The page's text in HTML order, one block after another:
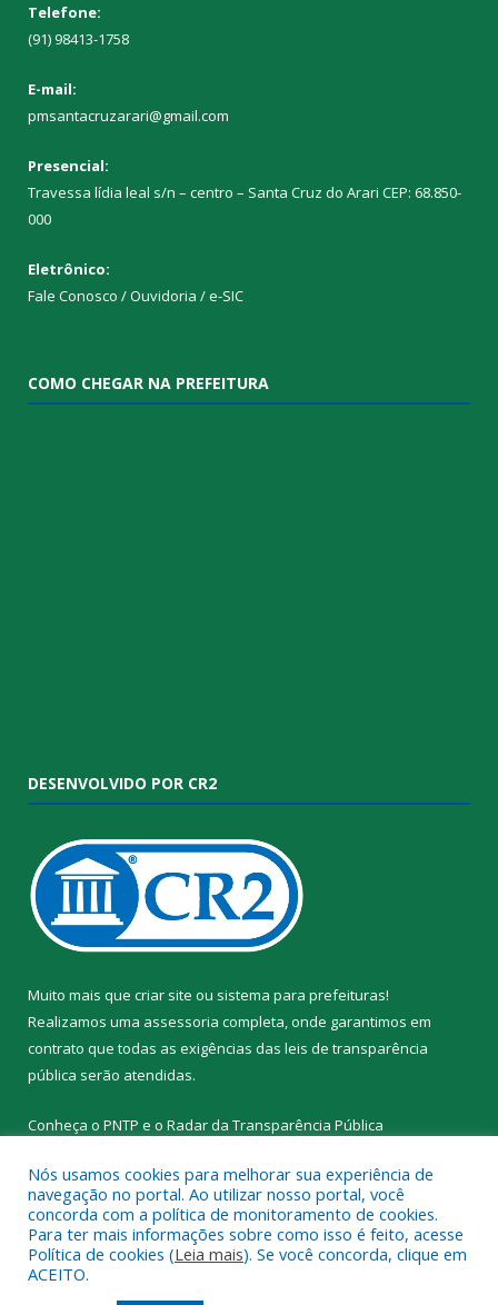
Telefone:
(91) 98413-1758
E-mail:
pmsantacruzarari@gmail.com
Presencial:
Travessa lídia leal s/n – centro – Santa Cruz do Arari CEP: 68.850-
000
Eletrônico:
Fale Conosco / Ouvidoria / e-SIC
COMO CHEGAR NA PREFEITURA
DESENVOLVIDO POR CR2
Muito mais que criar site ou sistema para prefeituras!
Realizamos uma assessoria completa, onde garantimos em
contrato que todas as exigências das leis de transparência
pública serão atendidas.
Conheça o PNTP e o Radar da Transparência Pública
Todos os direitos reservados a Prefeitura Municipal de Santa
Cruz do Arari.
Nós usamos cookies para melhorar sua experiência de
navegação no portal. Ao utilizar nosso portal, você
concorda com a política de monitoramento de cookies.
Para ter mais informações sobre como isso é feito, acesse
Política de cookies (Leia mais). Se você concorda, clique em
ACEITO.